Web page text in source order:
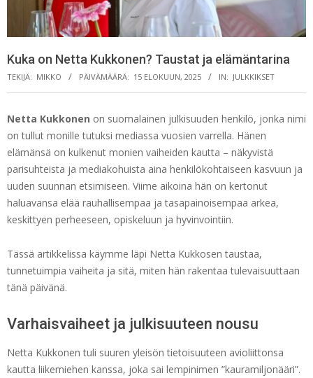
Kuka on Netta Kukkonen? Taustat ja elämäntarina
TEKIJÄ: MIKKO PÄIVÄMÄÄRÄ: 15 ELOKUUN, 2025 IN: JULKKIKSET
Netta Kukkonen on suomalainen julkisuuden henkilö, jonka nimi
on tullut monille tutuksi mediassa vuosien varrella. Hänen
elämänsä on kulkenut monien vaiheiden kautta – näkyvistä
parisuhteista ja mediakohuista aina henkilökohtaiseen kasvuun ja
uuden suunnan etsimiseen. Viime aikoina hän on kertonut
haluavansa elää rauhallisempaa ja tasapainoisempaa arkea,
keskittyen perheeseen, opiskeluun ja hyvinvointiin.
Tässä artikkelissa käymme läpi Netta Kukkosen taustaa,
tunnetuimpia vaiheita ja sitä, miten hän rakentaa tulevaisuuttaan
tänä päivänä.
Varhaisvaiheet ja julkisuuteen nousu
Netta Kukkonen tuli suuren yleisön tietoisuuteen avioliittonsa
kautta liikemiehen kanssa, joka sai lempinimen ”kauramiljonääri”.